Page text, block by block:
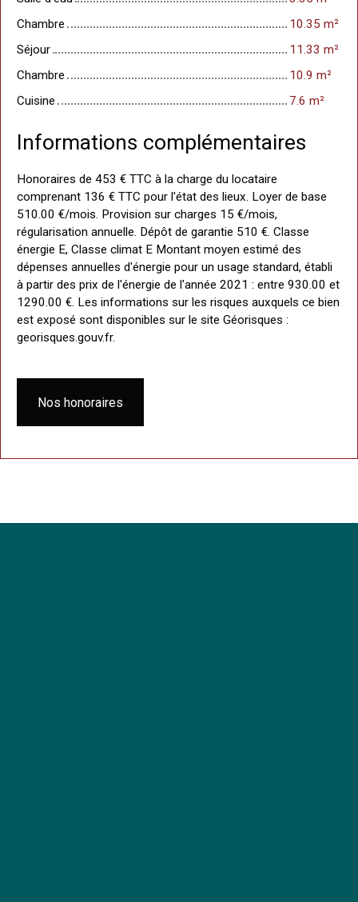
Chambre
10.35 m²
Séjour
11.33 m²
Chambre
10.9 m²
Cuisine
7.6 m²
Informations complémentaires
Honoraires de 453 € TTC à la charge du locataire
comprenant 136 € TTC pour l'état des lieux. Loyer de base
510.00 €/mois. Provision sur charges 15 €/mois,
régularisation annuelle. Dépôt de garantie 510 €. Classe
énergie E, Classe climat E Montant moyen estimé des
dépenses annuelles d'énergie pour un usage standard, établi
à partir des prix de l'énergie de l'année 2021 : entre 930.00 et
1290.00 €. Les informations sur les risques auxquels ce bien
est exposé sont disponibles sur le site Géorisques :
georisques.gouv.fr.
Nos honoraires